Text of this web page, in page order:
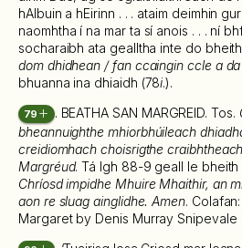
hAlbuin a hEirinn . . . ataim deimhin
naomhtha í na mar ta sí anois . . . ní
socharaibh ata gealltha inte do
dom dhidhean / fan ccaingin ccle a
bhuanna ina dhiaidh (78i.).
79 . BEATHA SAN MARGREID. Tos.
bheannuighthe mhiorbhúileach
creidiomhach choisrigthe
Margréud. Tá lgh 88-9 geall le
Chríosd impidhe Mhuire Mhaithir, an
aon re sluag ainglidhe. Amen.
Margaret by Denis Murray Snipevale